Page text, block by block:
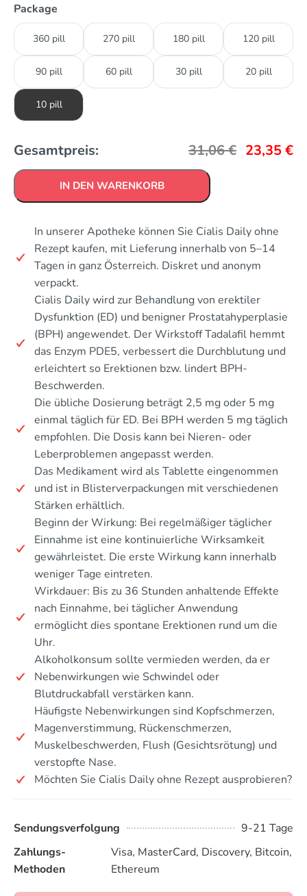
Package
360 pill 270 pill 180 pill 120 pill
90 pill 60 pill 30 pill 20 pill
10 pill
Gesamtpreis: 31,06€ 23,35€
IN DEN WARENKORB
In unserer Apotheke können Sie Cialis Daily ohne
Rezept kaufen, mit Lieferung innerhalb von 5–14
Tagen in ganz Österreich. Diskret und anonym
verpackt.
Cialis Daily wird zur Behandlung von erektiler
Dysfunktion (ED) und benigner Prostatahyperplasie
(BPH) angewendet. Der Wirkstoff Tadalafil hemmt
das Enzym PDE5, verbessert die Durchblutung und
erleichtert so Erektionen bzw. lindert BPH-
Beschwerden.
Die übliche Dosierung beträgt 2,5 mg oder 5 mg
einmal täglich für ED. Bei BPH werden 5 mg täglich
empfohlen. Die Dosis kann bei Nieren- oder
Leberproblemen angepasst werden.
Das Medikament wird als Tablette eingenommen
und ist in Blisterverpackungen mit verschiedenen
Stärken erhältlich.
Beginn der Wirkung: Bei regelmäßiger täglicher
Einnahme ist eine kontinuierliche Wirksamkeit
gewährleistet. Die erste Wirkung kann innerhalb
weniger Tage eintreten.
Wirkdauer: Bis zu 36 Stunden anhaltende Effekte
nach Einnahme, bei täglicher Anwendung
ermöglicht dies spontane Erektionen rund um die
Uhr.
Alkoholkonsum sollte vermieden werden, da er
Nebenwirkungen wie Schwindel oder
Blutdruckabfall verstärken kann.
Häufigste Nebenwirkungen sind Kopfschmerzen,
Magenverstimmung, Rückenschmerzen,
Muskelbeschwerden, Flush (Gesichtsrötung) und
verstopfte Nase.
Möchten Sie Cialis Daily ohne Rezept ausprobieren?
Sendungsverfolgung
9-21 Tage
Zahlungs-
Methoden
Visa, MasterCard, Discovery, Bitcoin,
Ethereum